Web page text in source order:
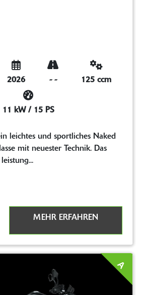
2026 - - 125 ccm
11 kW / 15 PS
leichtes und sportliches Naked
mit neuester Technik. Das
MEHR ERFAHREN
A